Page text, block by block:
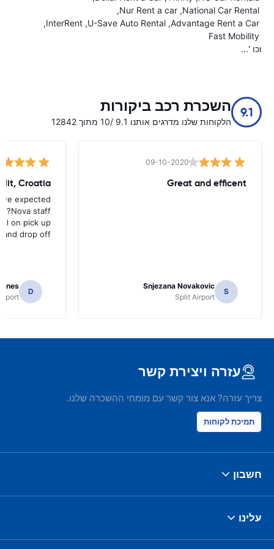
National Car Rental
Nur Rent a car
Advantage Rent a Car
U-Save Auto Rental
InterRent
Fast Mobility
וכו '...
9.1 השכרת רכב ביקורות
הלקוחות שלנו מדרגים אותנו 9.1 /10 מתוך 12842
09-10-2020
Great and efficent
S
Snjezana Novakovic
Split Airport
Croatia
expected
staff
on pick up
and drop off.
D
עזרה ויצירת קשר
צריך עזרה? אנא צור קשר עם מומחי ההשכרה שלנו.
תמיכת לקוחות
חשבון
עלינו